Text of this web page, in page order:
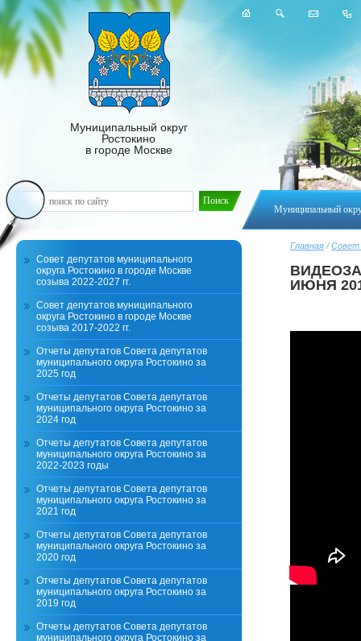
Муниципальный
Муниципальный округ
Ростокино
в городе Москве
Главная /Совет
ИЮНЯ
Совет депутатов муниципального
округа Ростокино в городе Москве
созыва 2022-2027 гг.
Совет депутатов муниципального
округа Ростокино в городе Москве
созыва 2017-2022 гг.
Отчеты депутатов Совета депутатов
муниципального округа Ростокино за
2025 год
Отчеты депутатов Совета депутатов
муниципального округа Ростокино за
2024 год
Отчеты депутатов Совета депутатов
муниципального округа Ростокино за
2022-2023 годы
Отчеты депутатов Совета депутатов
муниципального округа Ростокино за
2021 год
Отчеты депутатов Совета депутатов
муниципального округа Ростокино за
2020 год
Отчеты депутатов Совета депутатов
муниципального округа Ростокино за
2019 год
Отчеты депутатов Совета депутатов
муниципального округа Ростокино за